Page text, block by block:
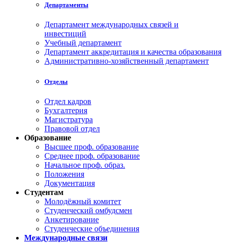
Департаменты
Департамент международных связей и
инвестиций
Учебный департамент
Департамент аккредитация и качества образования
Административно-хозяйственный департамент
Отделы
Отдел кадров
Бухгалтерия
Магистратура
Правовой отдел
Образование
Высшее проф. образование
Среднее проф. образование
Начальное проф. образ.
Положения
Документация
Студентам
Молодёжный комитет
Студенческий омбудсмен
Анкетирование
Студенческие объединения
Международные связи